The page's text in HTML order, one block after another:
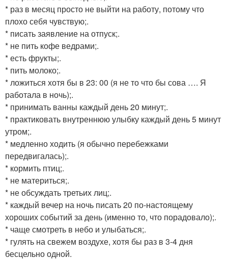
* раз в месяц просто не выйти на работу, потому что
плохо себя чувствую;.
* писать заявление на отпуск;.
* не пить кофе ведрами;.
* есть фрукты;.
* пить молоко;.
* ложиться хотя бы в 23: 00 (я не то что бы сова …. Я
работала в ночь);.
* принимать ванны каждый день 20 минут;.
* практиковать внутреннюю улыбку каждый день 5 минут
утром;.
* медленно ходить (я обычно перебежками
передвигалась);.
* кормить птиц;.
* не материться;.
* не обсуждать третьих лиц;.
* каждый вечер на ночь писать 20 по-настоящему
хороших событий за день (именно то, что порадовало);.
* чаще смотреть в небо и улыбаться;.
* гулять на свежем воздухе, хотя бы раз в 3-4 дня
бесцельно одной.